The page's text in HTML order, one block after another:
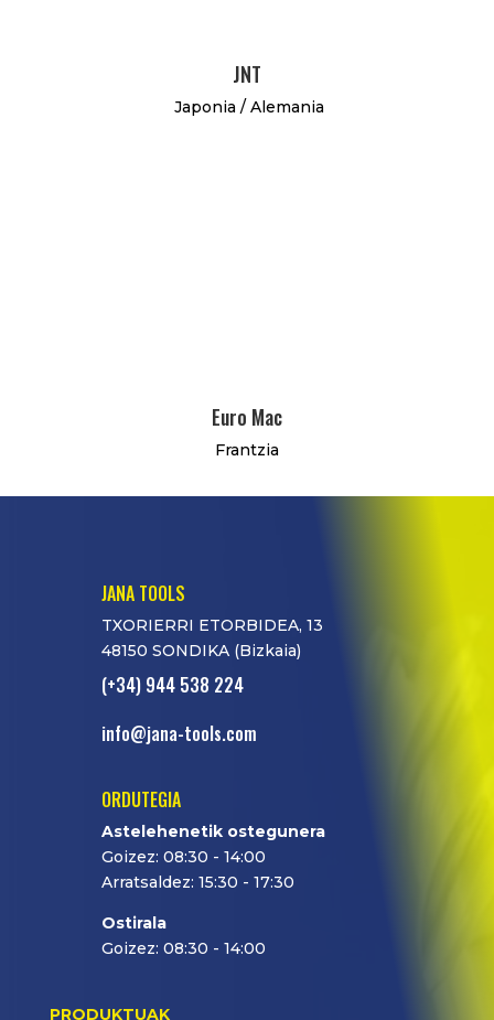
JNT
Japonia / Alemania
Euro Mac
Frantzia
JANA TOOLS
TXORIERRI ETORBIDEA, 13
48150 SONDIKA (Bizkaia)
(+34) 944 538 224
info@jana-tools.com
ORDUTEGIA
Astelehenetik ostegunera
Goizez: 08:30 - 14:00
Arratsaldez: 15:30 - 17:30
Ostirala
Goizez: 08:30 - 14:00
PRODUKTUAK